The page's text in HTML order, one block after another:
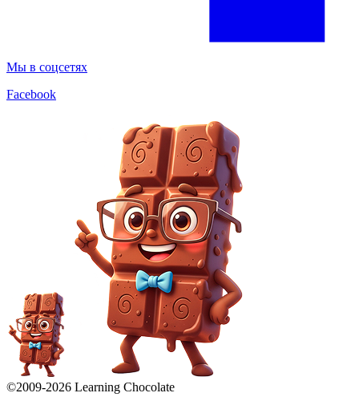
Мы в соцсетях
Facebook
©2009-2026 Learning Chocolate